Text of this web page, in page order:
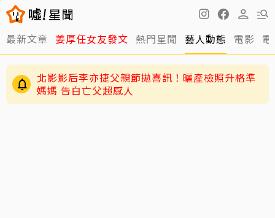
最新文章 姜厚任女友發文 熱門星聞 藝人動態 電影
北影影后李亦捷父親節拋喜訊！曬產檢照升格準
媽媽 告白亡父超感人